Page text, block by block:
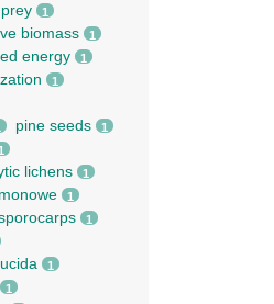
1
biomass 1
energy 1
1
pine seeds 1
lichens 1
1
1
1
1